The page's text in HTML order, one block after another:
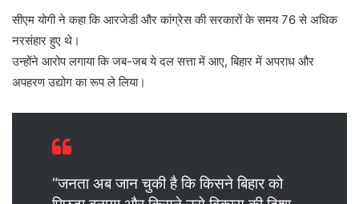
सीएम योगी ने कहा कि आरजेडी और कांग्रेस की सरकारों के समय 76 से अधिक
नरसंहार हुए थे।
उन्होंने आरोप लगाया कि जब-जब ये दल सत्ता में आए, बिहार में अपराध और
अपहरण उद्योग का रूप ले लिया।
“जनता अब जान चुकी है कि किसने बिहार को